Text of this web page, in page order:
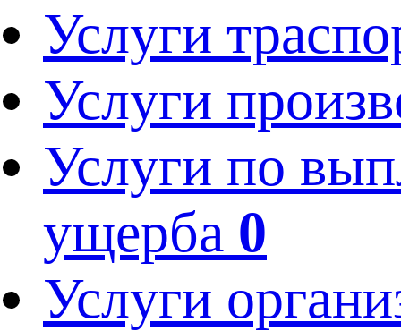
Услуги
Услуги
Услуги по
ущерба 0
Услуги